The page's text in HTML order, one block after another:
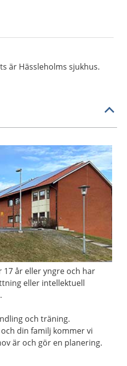
är Hässleholms sjukhus.
år eller yngre och har
eller intellektuell
och träning.
din familj kommer vi
är och gör en planering.